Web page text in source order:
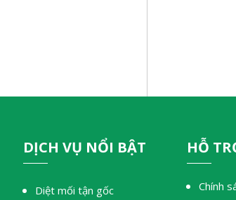
DỊCH VỤ NỔI BẬT
Diệt mối tận gốc
HỖ
Chính